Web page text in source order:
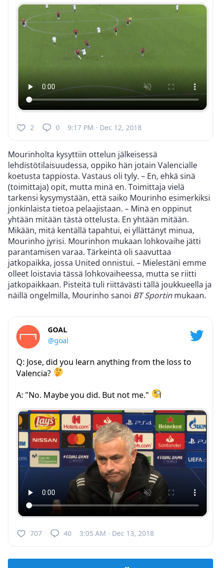
2 0 9:17 PM · Dec 12, 2018
Mourinholta kysyttiin ottelun jälkeisessä
lehdistötilaisuudessa, oppiko hän jotain Valencialle
koetusta tappiosta. Vastaus oli tyly. – En, ehkä sinä
(toimittaja) opit, mutta minä en. Toimittaja vielä
tarkensi kysymystään, että saiko Mourinho esimerkiksi
jonkinlaista tietoa pelaajistaan. – Minä en oppinut
yhtään mitään tästä ottelusta. En yhtään mitään.
Mikään, mitä kentällä tapahtui, ei yllättänyt minua,
Mourinho jyrisi. Mourinhon mukaan lohkovaihe jätti
parantamisen varaa. Tärkeintä oli saavuttaa
jatkopaikka, jossa United onnistui. – Mielestäni emme
olleet loistavia tässä lohkovaiheessa, mutta se riitti
jatkopaikkaan. Pisteitä tuli riittävästi tällä joukkueella ja
näillä ongelmilla, Mourinho sanoi BT Sportin mukaan.
GOAL
@goal
Q: Jose, did you learn anything from the loss to
Valencia?
A: "No. Maybe you did. But not me."
707 40 3:05 AM · Dec 13, 2018